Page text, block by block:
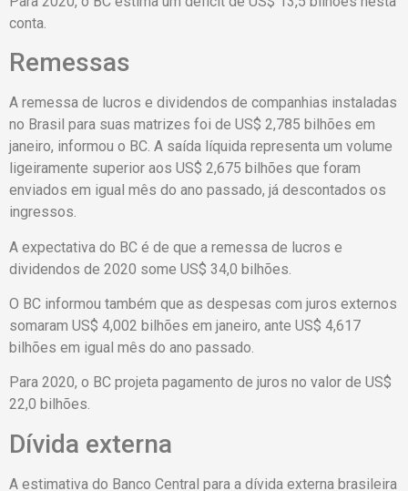
conta.
Remessas
A remessa de lucros e dividendos de companhias instaladas
no Brasil para suas matrizes foi de US$ 2,785 bilhões em
janeiro, informou o BC. A saída líquida representa um volume
ligeiramente superior aos US$ 2,675 bilhões que foram
enviados em igual mês do ano passado, já descontados os
ingressos.
A expectativa do BC é de que a remessa de lucros e
dividendos de 2020 some US$ 34,0 bilhões.
O BC informou também que as despesas com juros externos
somaram US$ 4,002 bilhões em janeiro, ante US$ 4,617
bilhões em igual mês do ano passado.
Para 2020, o BC projeta pagamento de juros no valor de US$
22,0 bilhões.
Dívida externa
A estimativa do Banco Central para a dívida externa brasileira